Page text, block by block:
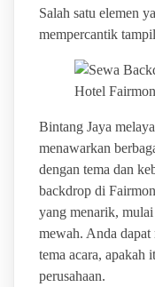
Salah satu elemen
mempercantik
Bintang Jaya
menawarkan
dengan tema dan
backdrop di
yang menarik,
mewah. Anda dapat
tema acara, apakah
perusahaan.